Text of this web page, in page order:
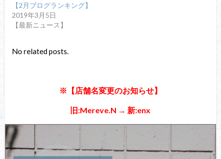
【2月ブログランキング】
2019年3月5日
【最新ニュース】
No related posts.
※【店舗名変更のお知らせ】
旧:Mereve.N → 新:enx